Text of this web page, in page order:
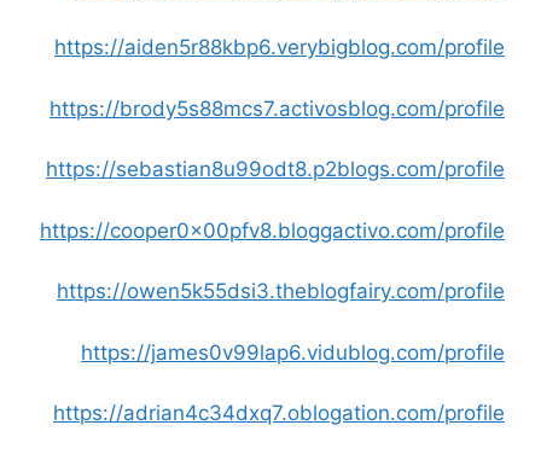
https://aiden5r88kbp6.verybigblog.com/profile
https://brody5s88mcs7.activosblog.com/profile
https://sebastian8u99odt8.p2blogs.com/profile
https://cooper0x00pfv8.bloggactivo.com/profile
https://owen5k55dsi3.theblogfairy.com/profile
https://james0v99lap6.vidublog.com/profile
https://adrian4c34dxq7.oblogation.com/profile